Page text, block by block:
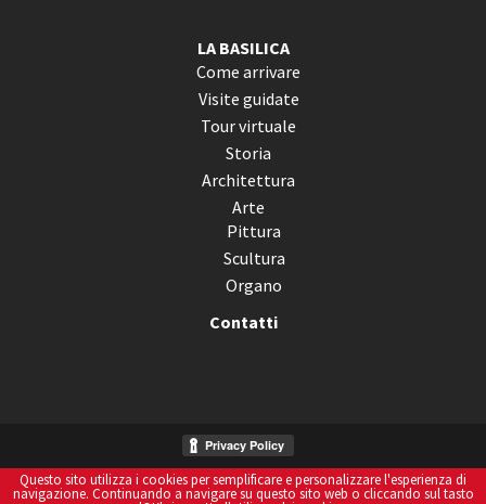
LA BASILICA
Come arrivare
Visite guidate
Tour virtuale
Storia
Architettura
Arte
Pittura
Scultura
Organo
Contatti
Informativa Sui Cookies
Questo sito utilizza i cookies per semplificare e personalizzare l'esperienza di
navigazione. Continuando a navigare su questo sito web o cliccando sul tasto